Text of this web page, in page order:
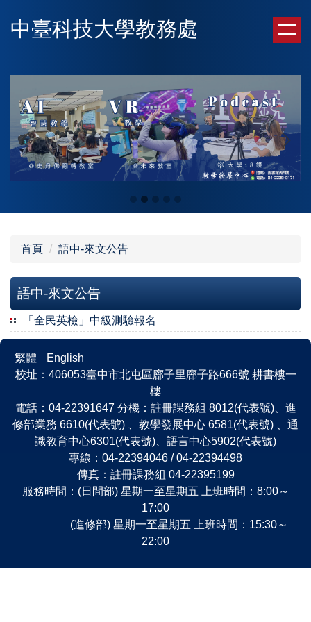
到
內
中臺科技大學教務處
首頁 語中-來文公告
語中-來文公告
「全民英檢」中級測驗報名
繁體
English
校址：406053臺中市北屯區廍子里廍子路666號 耕書樓一
樓
電話：04-22391647 分機：註冊課務組 8012(代表號)、進
修部業務 6610(代表號) 、教學發展中心 6581(代表號) 、通
識教育中心6301(代表號)、語言中心5902(代表號)
專線：04-22394046 / 04-22394498
傳真：註冊課務組 04-22395199
服務時間：(日間部) 星期一至星期五 上班時間：8:00～
17:00
(進修部) 星期一至星期五 上班時間：15:30～
22:00